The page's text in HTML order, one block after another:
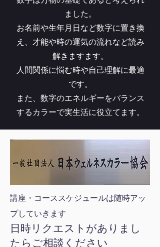
カルチャー講師希望 サロン経営希
講座やコースを受講し修了された方
ました。
お名前や生年月日など数字に置き換
え、才能や時の運気の流れなど読み
解きますます。
人間関係に悩む時や自己理解に最適
です。
​また、数字のエネルギーをバランス
するカラーで実生活に役立てます。
講座・コーススケジュールは随時アッ
プしていきます
日時リクエストがありまし
たらご相談ください